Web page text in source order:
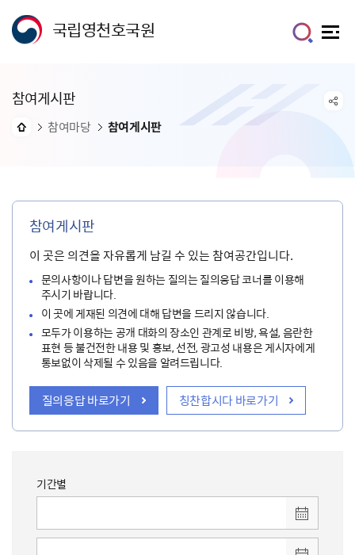
국립영천호국원
참여게시판
참여마당 참여게시판
참여게시판
이 곳은 의견을 자유롭게 남길 수 있는 참여공간입니다.
문의사항이나 답변을 원하는 질의는 질의응답 코너를 이용해
주시기 바랍니다.
이 곳에 게재된 의견에 대해 답변을 드리지 않습니다.
모두가 이용하는 공개 대화의 장소인 관계로 비방, 욕설, 음란한
표현 등 불건전한 내용 및 홍보, 선전, 광고성 내용은 게시자에게
통보없이 삭제될 수 있음을 알려드립니다.
질의응답 바로가기 칭찬합시다 바로가기
기간별